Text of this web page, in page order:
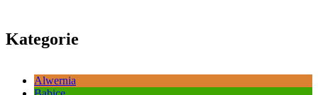
Kategorie
Alwernia